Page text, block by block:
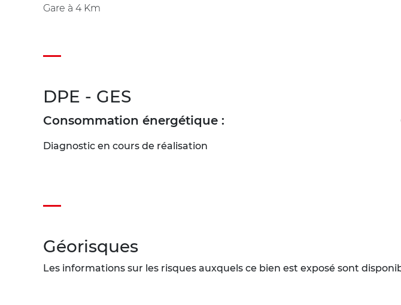
Gare à 4 Km
DPE - GES
Consommation énergétique :
Diagnostic en cours de réalisation
Géorisques
Les informations sur les risques auxquels ce bien est exposé sont